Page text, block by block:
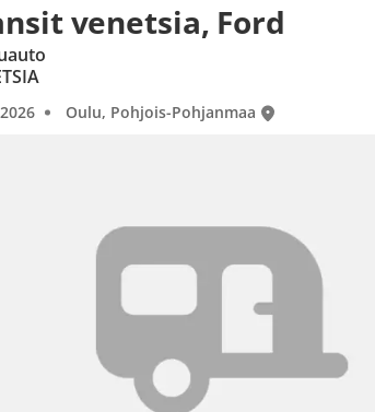
venetsia, Ford
Oulu, Pohjois-Pohjanmaa